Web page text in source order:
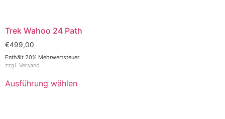
Trek Wahoo 24 Path
€499,00
Enthält 20% Mehrwertsteuer
zzgl. Versand
Ausführung wählen